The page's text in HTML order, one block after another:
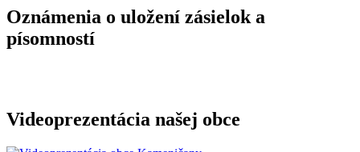
Oznámenia o uložení zásielok a
písomností
Videoprezentácia našej obce